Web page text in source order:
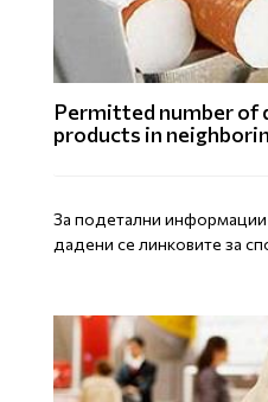
Permitted number of
products in
За подетални информации
дадени се линковите за